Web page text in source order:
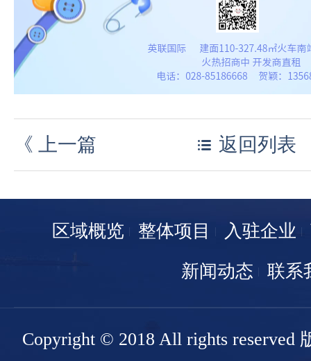
《 上一篇 返回列表
区域概览 整体项目 入驻企业
新闻动态
联系
Copyright © 2018 All rights reserved